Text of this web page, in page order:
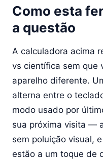
Como esta
a questão
A calculadora acima
vs científica sem que
aparelho diferente.
alterna entre o
modo usado por
sua próxima visita —
sem poluição visual,
estão a um toque de